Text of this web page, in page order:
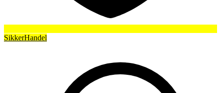
SikkerHandel